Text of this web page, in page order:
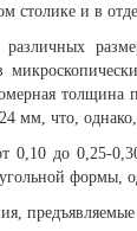
столике и в
различных
что, однако,
0,10 до 0,25-
формы,